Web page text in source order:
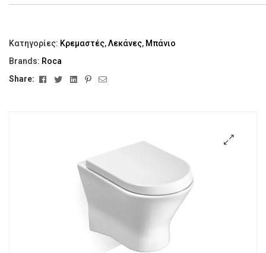
Κατηγορίες: Κρεμαστές,Λεκάνες, Μπάνιο
Brands: Roca
Share:
FacebookTwitterLinkedinPinterest
Email